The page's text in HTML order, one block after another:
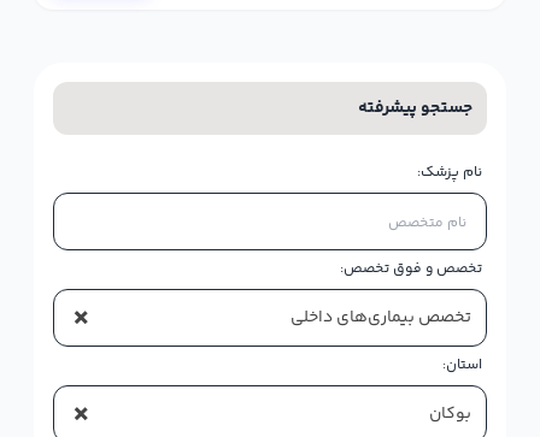
جستجو پیشرفته
نام پزشک:
تخصص و فوق تخصص:
× تخصص بیماری‌های داخلی
استان:
× بوکان